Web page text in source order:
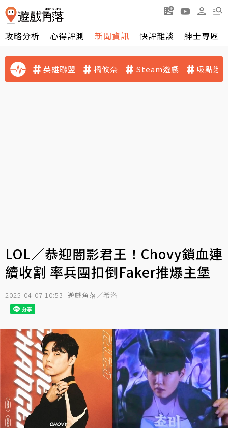
攻略分析 心得評測 新聞資訊 快評雜談 紳士專區
英雄聯盟 橘攸奈 Steam遊戲 吸點迷
LOL／恭迎闇影君王！Chovy鎖血連
續收割 率兵團扣倒Faker推爆主堡
2025-04-07 10:53 遊戲角落／希洛